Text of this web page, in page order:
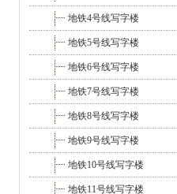
地铁4号线写字楼
地铁5号线写字楼
地铁6号线写字楼
地铁7号线写字楼
地铁8号线写字楼
地铁9号线写字楼
地铁10号线写字楼
地铁11号线写字楼